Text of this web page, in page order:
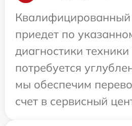
приедет по
диагностики
потребуется
мы обеспечим
счет в сервисный